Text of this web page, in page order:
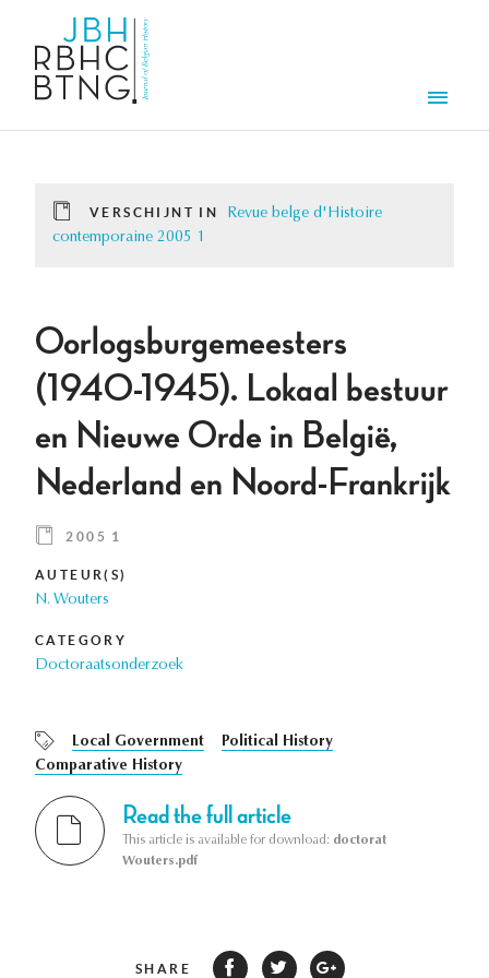
VERSCHIJNT IN
Revue belge d'Histoire
contemporaine 2005 1
Oorlogsburgemeesters
(1940-1945). Lokaal bestuur
en Nieuwe Orde in België,
Nederland en Noord-Frankrijk
2005 1
AUTEUR(S)
N. Wouters
CATEGORY
Doctoraatsonderzoek
Local Government
Political History
Comparative History
Read the full article
This article is available for download: doctorat
Wouters.pdf
SHARE